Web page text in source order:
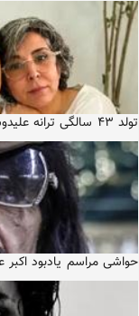
تولد ۴۳ سالگی ترانه علیدوستی
حواشی مراسم یادبود